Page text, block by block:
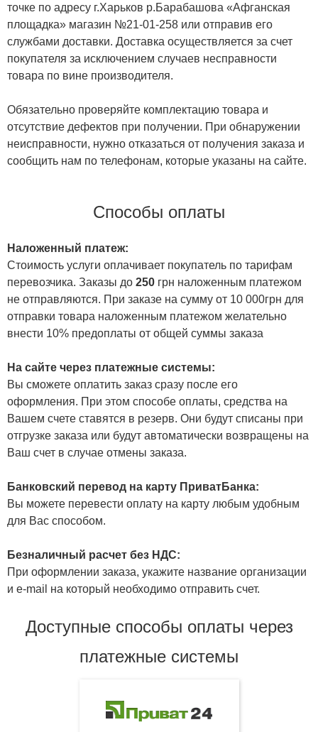
точке по адресу г.Харьков р.Барабашова «Афганская
площадка» магазин №21-01-258 или отправив его
службами доставки. Доставка осуществляется за счет
покупателя за исключением случаев несправности
товара по вине производителя.
Обязательно проверяйте комплектацию товара и
отсутствие дефектов при получении. При обнаружении
неисправности, нужно отказаться от получения заказа и
сообщить нам по телефонам, которые указаны на сайте.
Способы оплаты
Наложенный платеж:
Стоимость услуги оплачивает покупатель по тарифам
перевозчика. Заказы до 250 грн наложенным платежом
не отправляются. При заказе на сумму от 10 000грн для
отправки товара наложенным платежом желательно
внести 10% предоплаты от общей суммы заказа
На сайте через платежные системы:
Вы сможете оплатить заказ сразу после его
оформления. При этом способе оплаты, средства на
Вашем счете ставятся в резерв. Они будут списаны при
отгрузке заказа или будут автоматически возвращены на
Ваш счет в случае отмены заказа.
Банковский перевод на карту ПриватБанка:
Вы можете перевести оплату на карту любым удобным
для Вас способом.
Безналичный расчет без НДС:
При оформлении заказа, укажите название организации
и e-mail на который необходимо отправить счет.
Доступные способы оплаты через
платежные системы